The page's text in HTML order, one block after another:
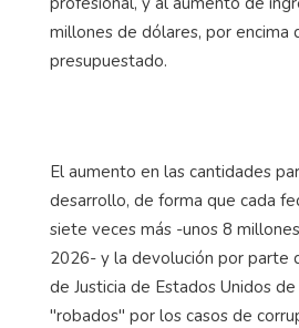
millones de dólares, por encima
presupuestado.
El aumento en las cantidades
desarrollo, de forma que cada
siete veces más -unos 8
2026- y la devolución por parte
de Justicia de Estados Unidos
"robados" por los casos de